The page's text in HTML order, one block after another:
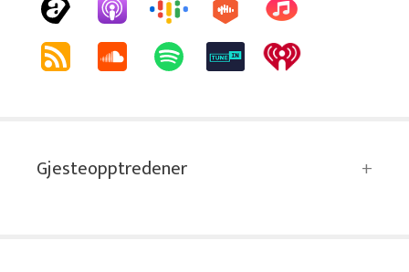
Gjesteopptredener